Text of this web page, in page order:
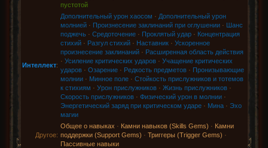
пустотой
Интеллект:
Дополнительный урон хаосом · Дополнительный урон
молнией· Произнесение заклинаний при оглушении· Шанс
поджечь· Средоточение· Проклятый удар· Концентрация
стихий· Разгул стихий· Наставник· Ускоренное
произнесение заклинаний· Расширенная область действия
· Усиление критических ударов· Учащение критических
ударов· Озарение· Редкость предметов· Пронизывающие
молнии· Минное поле· Стойкость прислужников и тотемов
к стихиям · Урон прислужников· Жизнь прислужников·
Скорость прислужников· Физический урон в молнии·
Энергетический заряд при критическом ударе· Мина· Эхо
магии
Другое:
Общее о навыках · Камни навыков (Skills Gems) · Камни
поддержки (Support Gems) · Триггеры (Trigger Gems) ·
Пассивные навыки